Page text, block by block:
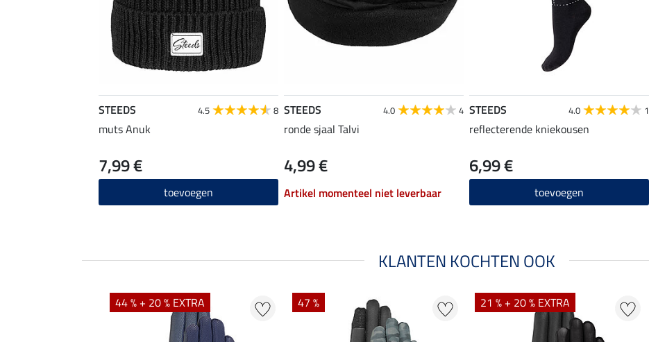
STEEDS 4.5 8
muts Anuk
7,99 €
toevoegen
STEEDS 4.0 4
ronde sjaal Talvi
4,99 €
Artikel momenteel niet leverbaar
STEEDS 4.0 1
reflecterende kniekousen
6,99 €
toevoegen
KLANTEN KOCHTEN OOK
44 % + 20 % EXTRA 47 % 21 % + 20 % EXTRA